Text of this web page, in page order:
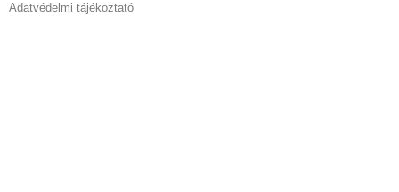
Adatvédelmi tájékoztató